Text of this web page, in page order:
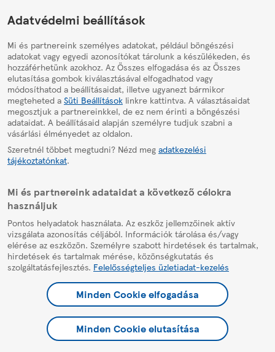
HelpPage
Adatvédelmi beállítások
Mi és partnereink személyes adatokat, például böngészési
adatokat vagy egyedi azonosítókat tárolunk a készülékeden, és
hozzáférhetünk azokhoz. Az Összes elfogadása és az Összes
elutasítása gombok kiválasztásával elfogadhatod vagy
módosíthatod a beállításaidat, illetve ugyanezt bármikor
megteheted a Süti Beállítások linkre kattintva. A választásaidat
megosztjuk a partnereinkkel, de ez nem érinti a böngészési
adataidat. A beállításaid alapján személyre tudjuk szabni a
vásárlási élményedet az oldalon.
Szeretnél többet megtudni? Nézd meg adatkezelési
tájékoztatónkat.
Mi és partnereink adataidat a következő célokra
használjuk
Pontos helyadatok használata. Az eszköz jellemzőinek aktív
vizsgálata azonosítás céljából. Információk tárolása és/vagy
elérése az eszközön. Személyre szabott hirdetések és tartalmak,
hirdetések és tartalmak mérése, közönségkutatás és
szolgáltatásfejlesztés. Felelősségteljes üzletiadat-kezelés
Minden Cookie elfogadása
Minden Cookie elutasítása